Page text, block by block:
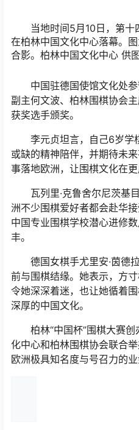
当地时间5月10日，第十
在柏林中国文化中心落幕。
合影。柏林中国文化中心 供
中国驻德国使馆文化处参
副主何文波、柏林围棋协会
获奖选手颁奖。
李元贞坦言，自己6岁学
或缺的精神陪伴，并期待未
事落地欧洲，让围棋文化在更
瓦列里·克鲁舍尔尼茨基
洲不少围棋爱好者都会赴华
中国专业围棋学校潜心进修
丰。
德国女棋手尤里安·茵德
前与围棋结缘。她表示，方
令她深深着迷，也让她循着
深厚的中国文化。
柏林“中国杯”围棋大赛创
化中心和柏林围棋协会联合
欧洲极具知名度与号召力的